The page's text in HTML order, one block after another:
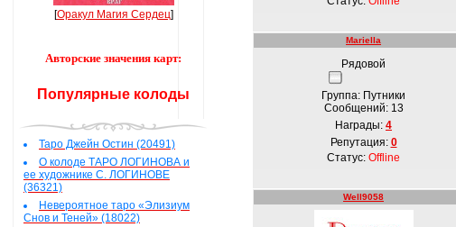
[Оракул Магия Сердец]
Авторские значения карт:
Популярные колоды
Таро Джейн Остин (20491)
О колоде ТАРО ЛОГИНОВА и
ее художнике С. ЛОГИНОВЕ
(36321)
Невероятное таро «Элизиум
Снов и Теней» (18022)
Mariella
Рядовой
Группа: Путники
Сообщений: 13
Награды: 4
Репутация: 0
Статус: Offline
Well9058